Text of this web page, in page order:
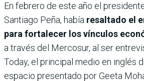
En febrero de este año el
Santiago Peña, había resaltado el
para fortalecer los vínculos
a través del Mercosur, al ser
Today, el principal medio en inglés
espacio presentado por Geeta